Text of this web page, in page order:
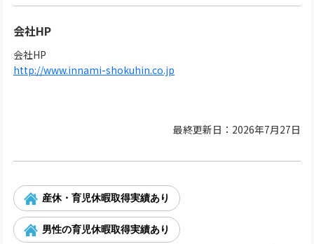
会社HP
会社HP
http://www.innami-shokuhin.co.jp
最終更新日：2026年7月27日
産休・育児休暇取得実績あり
男性の育児休暇取得実績あり